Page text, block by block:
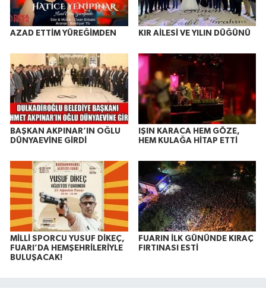
AZAD ETTİM YÜREĞİMDEN KIR AİLESİ VE YILIN DÜĞÜNÜ
BAŞKAN AKPINAR’IN OĞLU
DÜNYAEVİNE GİRDİ
IŞIN KARACA HEM GÖZE,
HEM KULAĞA HİTAP ETTİ
MİLLİ SPORCU YUSUF DİKEÇ,
FUARI’DA HEMŞEHRİLERİYLE
BULUŞACAK!
FUARIN İLK GÜNÜNDE KIRAÇ
FIRTINASI ESTİ